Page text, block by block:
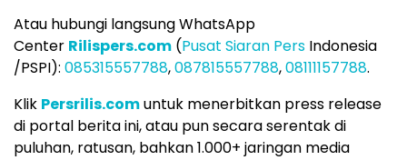
Atau hubungi langsung WhatsApp
Center Rilispers.com (Pusat Siaran Pers Indonesia
/PSPI): 085315557788,087815557788,08111157788.
Klik Persrilis.comuntuk menerbitkan press release
di portal berita ini, atau pun secara serentak di
puluhan, ratusan, bahkan 1.000+ jaringan media